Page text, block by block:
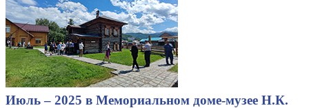
Июль – 2025 в Мемориальном доме-музее Н.К.